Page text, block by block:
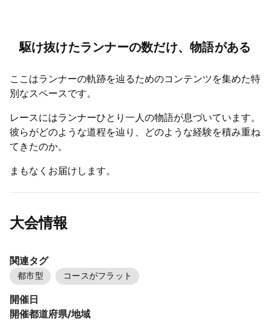
駆け抜けたランナーの数だけ、物語がある
ここはランナーの軌跡を辿るためのコンテンツを集めた特
別なスペースです。
レースにはランナーひとり一人の物語が息づいています。
彼らがどのような道程を辿り、どのような経験を積み重ね
てきたのか。
まもなくお届けします。
大会情報
関連タグ
都市型 コースがフラット
開催日
開催都道府県/地域